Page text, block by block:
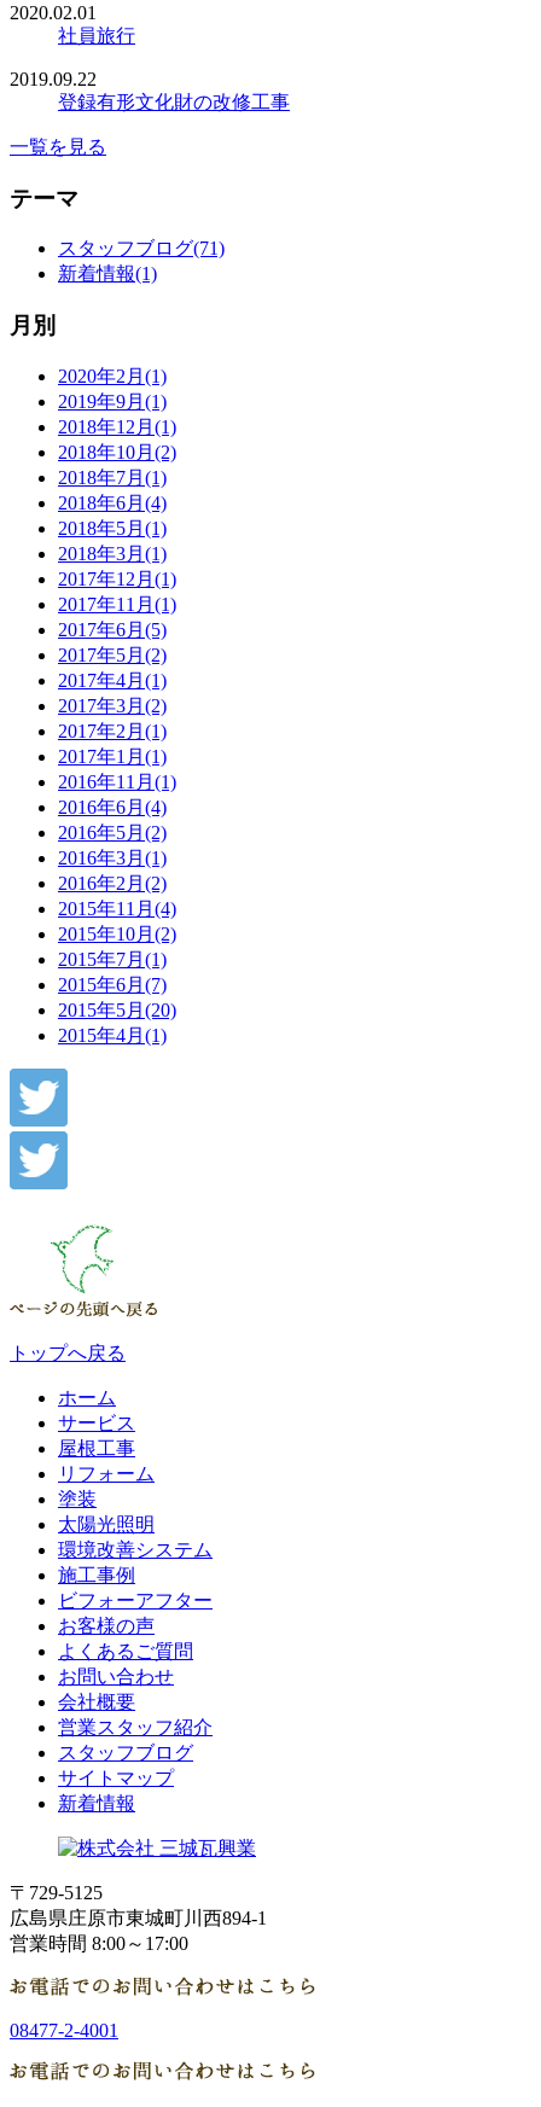
2020.02.01
社員旅行
2019.09.22
登録有形文化財の改修工事
一覧を見る
テーマ
スタッフブログ(71)
新着情報(1)
月別
2020年2月(1)
2019年9月(1)
2018年12月(1)
2018年10月(2)
2018年7月(1)
2018年6月(4)
2018年5月(1)
2018年3月(1)
2017年12月(1)
2017年11月(1)
2017年6月(5)
2017年5月(2)
2017年4月(1)
2017年3月(2)
2017年2月(1)
2017年1月(1)
2016年11月(1)
2016年6月(4)
2016年5月(2)
2016年3月(1)
2016年2月(2)
2015年11月(4)
2015年10月(2)
2015年7月(1)
2015年6月(7)
2015年5月(20)
2015年4月(1)
トップへ戻る
ホーム
サービス
屋根工事
リフォーム
塗装
太陽光照明
環境改善システム
施工事例
ビフォーアフター
お客様の声
よくあるご質問
お問い合わせ
会社概要
営業スタッフ紹介
スタッフブログ
サイトマップ
新着情報
〒729-5125
広島県庄原市東城町川西894-1
営業時間 8:00～17:00
08477-2-4001